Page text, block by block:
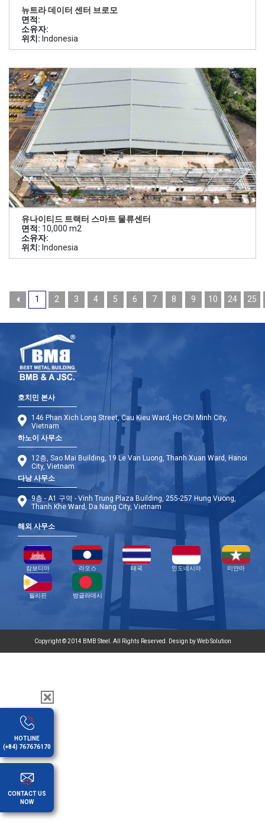
뉴트라 데이터 센터 브로모
면적:
소유자:
위치: Indonesia
유나이티드 트랙터 스마트 물류센터
면적: 10,000 m2
소유자:
위치: Indonesia
1 2 3 4 5 6 7 8 9 10 24 25
호치민 본사
146 Phan Xich Long Street, Cau Kieu Ward, Ho Chi Minh City,
Vietnam
하노이 사무소
12층, Sao Mai Building, 19 Le Van Luong, Thanh Xuan Ward, Hanoi
City, Vietnam
다낭 사무소
9층 - A1 구역 - Vinh Trung Plaza Building, 255-257 Hung Vuong,
Thanh Khe Ward, Da Nang City, Vietnam
해외 사무소
캄보디아 라오스 태국 인도네시아 미얀마
필리핀 방글라데시
Copyright © 2014 BMB Steel. All Rights Reserved. Design by Web Solution
HOTLINE
(+84) 767676170
CONTACT US
NOW